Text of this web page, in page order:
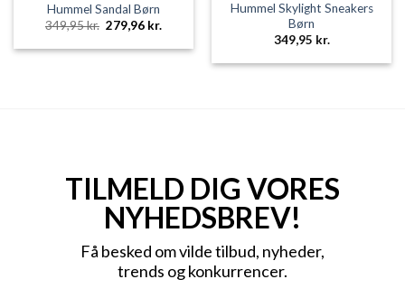
Hummel Sandal Børn
349,95kr. Den
oprindelige
pris
279,96 kr.
pris
279,96 kr..
Hummel Skylight Sneakers
Børn
349,95 kr.
TILMELD DIG VORES
NYHEDSBREV!
Få besked om vilde tilbud, nyheder,
trends og konkurrencer.